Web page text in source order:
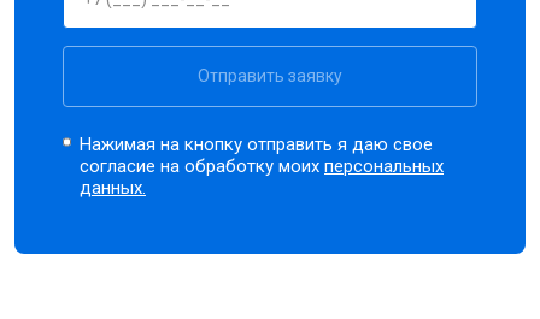
Отправить заявку
Нажимая на кнопку отправить я даю свое
согласие на обработку моихперсональных
данных.